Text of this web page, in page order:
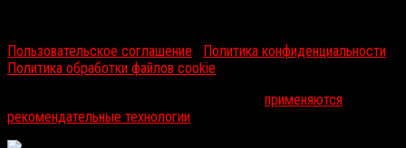
Пользовательское соглашение
Политика конфиденциальности
Политика обработки файлов cookie
применяются
рекомендательные технологии